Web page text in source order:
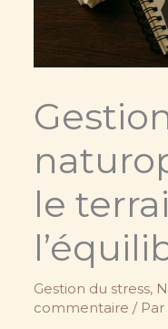
le
Gestion du stress,
commentaire / Par